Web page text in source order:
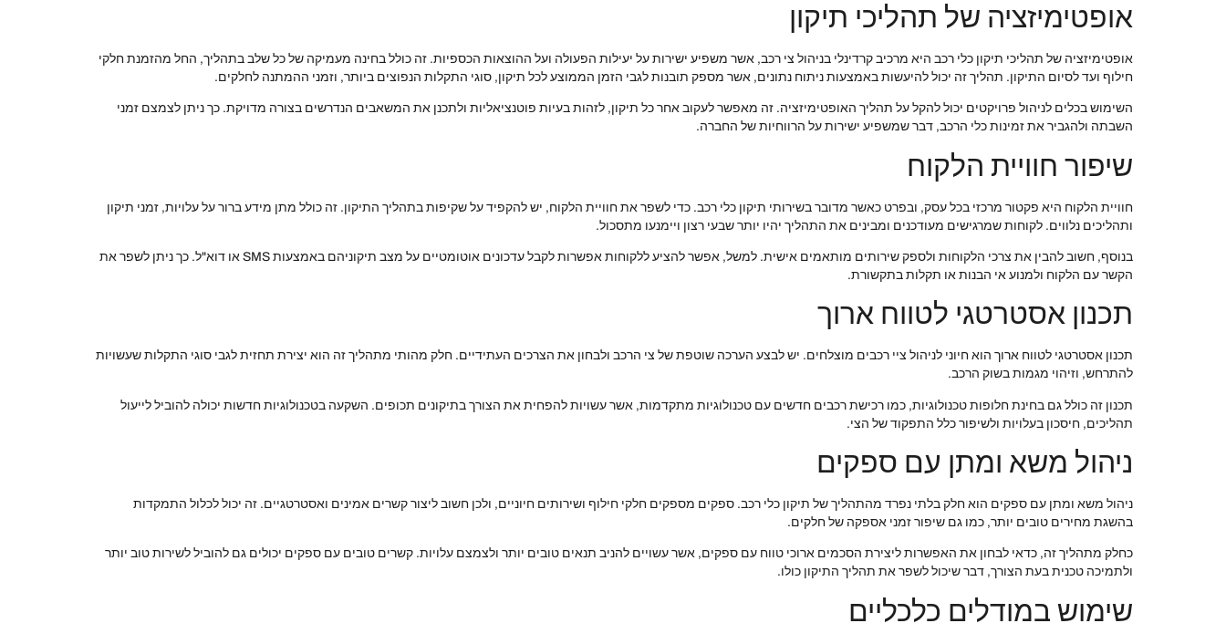
אופטימיזציה של תהליכי תיקון
אופטימיזציה של תהליכי תיקון כלי רכב היא מרכיב קרדינלי בניהול צי רכב, אשר משפיע ישירות על יעילות הפעולה ועל ההוצאות הכספיות. זה כולל בחינה מעמיקה של כל שלב בתהליך, החל מהזמנת חלקי
חילוף ועד לסיום התיקון. תהליך זה יכול להיעשות באמצעות ניתוח נתונים, אשר מספק תובנות לגבי הזמן הממוצע לכל תיקון, סוגי התקלות הנפוצים ביותר, וזמני ההמתנה לחלקים.
השימוש בכלים לניהול פרויקטים יכול להקל על תהליך האופטימיזציה. זה מאפשר לעקוב אחר כל תיקון, לזהות בעיות פוטנציאליות ולתכנן את המשאבים הנדרשים בצורה מדויקת. כך ניתן לצמצם זמני
השבתה ולהגביר את זמינות כלי הרכב, דבר שמשפיע ישירות על הרווחיות של החברה.
שיפור חוויית הלקוח
חוויית הלקוח היא פקטור מרכזי בכל עסק, ובפרט כאשר מדובר בשירותי תיקון כלי רכב. כדי לשפר את חוויית הלקוח, יש להקפיד על שקיפות בתהליך התיקון. זה כולל מתן מידע ברור על עלויות, זמני תיקון
ותהליכים נלווים. לקוחות שמרגישים מעודכנים ומבינים את התהליך יהיו יותר שבעי רצון ויימנעו מתסכול.
בנוסף, חשוב להבין את צרכי הלקוחות ולספק שירותים מותאמים אישית. למשל, אפשר להציע ללקוחות אפשרות לקבל עדכונים אוטומטיים על מצב תיקוניהם באמצעות SMS או דוא"ל. כך ניתן לשפר את
הקשר עם הלקוח ולמנוע אי הבנות או תקלות בתקשורת.
תכנון אסטרטגי לטווח ארוך
תכנון אסטרטגי לטווח ארוך הוא חיוני לניהול ציי רכבים מוצלחים. יש לבצע הערכה שוטפת של צי הרכב ולבחון את הצרכים העתידיים. חלק מהותי מתהליך זה הוא יצירת תחזית לגבי סוגי התקלות שעשויות
להתרחש, וזיהוי מגמות בשוק הרכב.
תכנון זה כולל גם בחינת חלופות טכנולוגיות, כמו רכישת רכבים חדשים עם טכנולוגיות מתקדמות, אשר עשויות להפחית את הצורך בתיקונים תכופים. השקעה בטכנולוגיות חדשות יכולה להוביל לייעול
תהליכים, חיסכון בעלויות ולשיפור כלל התפקוד של הצי.
ניהול משא ומתן עם ספקים
ניהול משא ומתן עם ספקים הוא חלק בלתי נפרד מהתהליך של תיקון כלי רכב. ספקים מספקים חלקי חילוף ושירותים חיוניים, ולכן חשוב ליצור קשרים אמינים ואסטרטגיים. זה יכול לכלול התמקדות
בהשגת מחירים טובים יותר, כמו גם שיפור זמני אספקה של חלקים.
כחלק מתהליך זה, כדאי לבחון את האפשרות ליצירת הסכמים ארוכי טווח עם ספקים, אשר עשויים להניב תנאים טובים יותר ולצמצם עלויות. קשרים טובים עם ספקים יכולים גם להוביל לשירות טוב יותר
ולתמיכה טכנית בעת הצורך, דבר שיכול לשפר את תהליך התיקון כולו.
שימוש במודלים כלכליים